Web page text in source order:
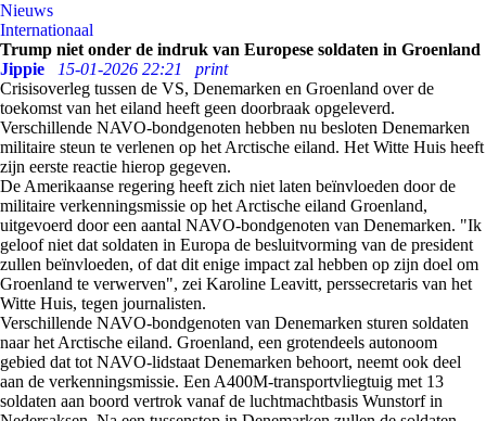
Nieuws
Internationaal
Trump niet onder de indruk van Europese soldaten in Groenland
Jippie
15-01-2026 22:21
print
Crisisoverleg tussen de VS, Denemarken en Groenland over de
toekomst van het eiland heeft geen doorbraak opgeleverd.
Verschillende NAVO-bondgenoten hebben nu besloten Denemarken
militaire steun te verlenen op het Arctische eiland. Het Witte Huis heeft
zijn eerste reactie hierop gegeven.
De Amerikaanse regering heeft zich niet laten beïnvloeden door de
militaire verkenningsmissie op het Arctische eiland Groenland,
uitgevoerd door een aantal NAVO-bondgenoten van Denemarken. "Ik
geloof niet dat soldaten in Europa de besluitvorming van de president
zullen beïnvloeden, of dat dit enige impact zal hebben op zijn doel om
Groenland te verwerven", zei Karoline Leavitt, perssecretaris van het
Witte Huis, tegen journalisten.
Verschillende NAVO-bondgenoten van Denemarken sturen soldaten
naar het Arctische eiland. Groenland, een grotendeels autonoom
gebied dat tot NAVO-lidstaat Denemarken behoort, neemt ook deel
aan de verkenningsmissie. Een A400M-transportvliegtuig met 13
soldaten aan boord vertrok vanaf de luchtmachtbasis Wunstorf in